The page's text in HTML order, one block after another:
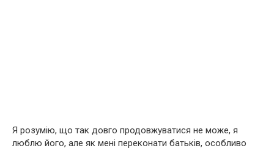
Я розумію, що так довго продовжуватися не може, я
люблю його, але як мені переконати батьків, особливо